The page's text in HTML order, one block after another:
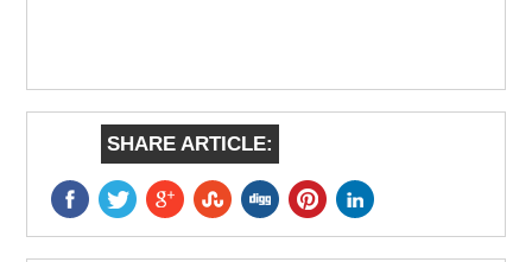
SHARE ARTICLE: